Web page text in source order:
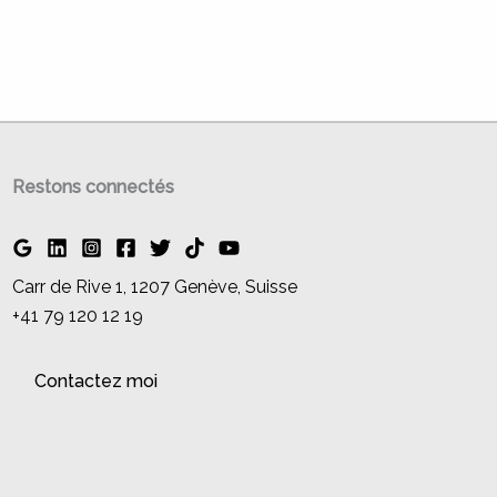
Restons connectés
Carr de Rive 1, 1207 Genève, Suisse
+41 79 120 12 19
Contactez moi